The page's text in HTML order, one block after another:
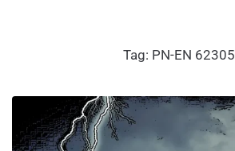
Tag: PN-EN 62305